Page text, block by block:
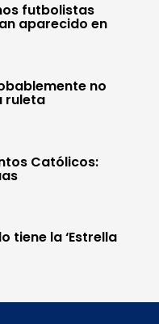
futbolistas
aparecido en
no
ruleta
Católicos:
tiene la ‘Estrella